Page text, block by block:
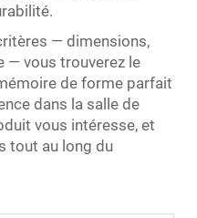
— dimensions,
— vous trouverez le
de forme parfait
dans la salle de
vous intéresse, et
tout au long du